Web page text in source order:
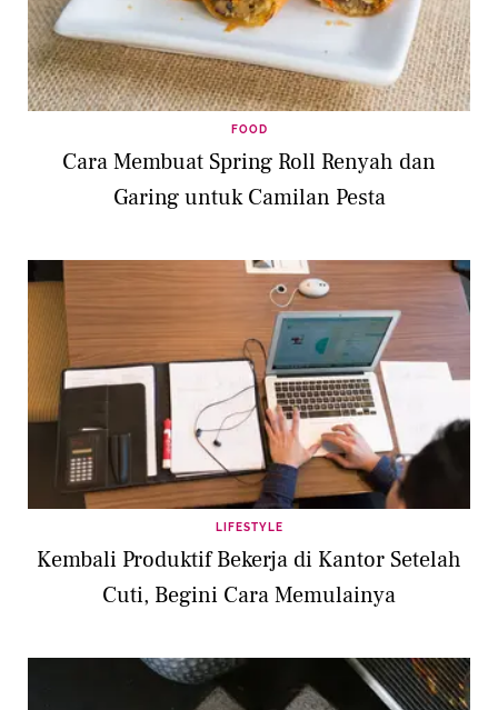
FOOD
Cara Membuat Spring Roll Renyah dan
Garing untuk Camilan Pesta
LIFESTYLE
Kembali Produktif Bekerja di Kantor Setelah
Cuti, Begini Cara Memulainya